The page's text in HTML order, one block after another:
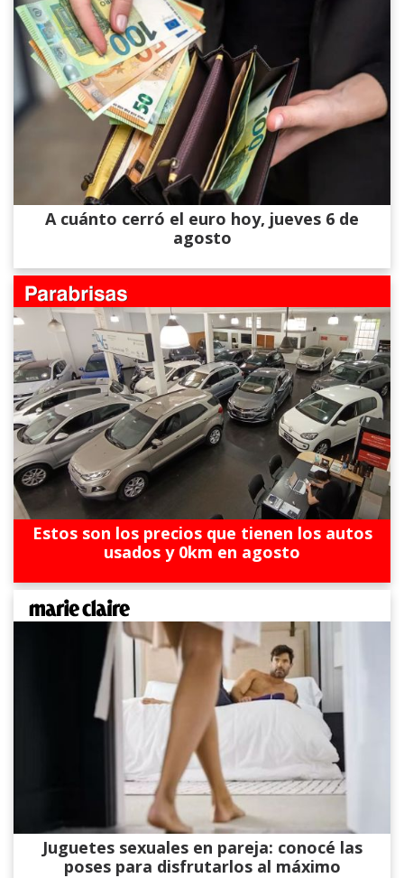
A cuánto cerró el euro hoy, jueves 6 de
agosto
Estos son los precios que tienen los autos
usados y 0km en agosto
Juguetes sexuales en pareja: conocé las
poses para disfrutarlos al máximo